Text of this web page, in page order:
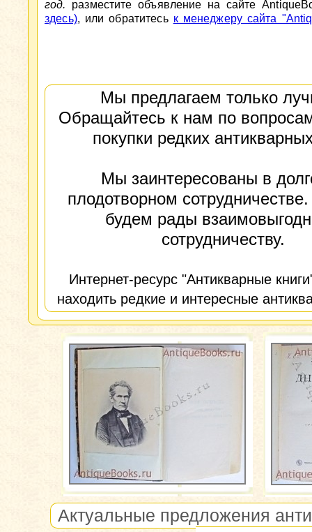
год. разместите объявление на сайте
здесь), или обратитесь к менеджеру сайта
Мы предлагаем только
Обращайтесь к нам по
покупки редких
Мы заинтересованы в
плодотворном
будем рады
сотрудничеству.
Интернет-ресурс "Антикварные
находить редкие и интересные
Актуальные предложения